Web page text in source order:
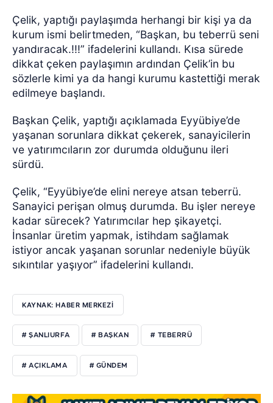
Çelik, yaptığı paylaşımda herhangi bir kişi ya da
kurum ismi belirtmeden, “Başkan, bu teberrü seni
yandıracak.!!!” ifadelerini kullandı. Kısa sürede
dikkat çeken paylaşımın ardından Çelik’in bu
sözlerle kimi ya da hangi kurumu kastettiği merak
edilmeye başlandı.
Başkan Çelik, yaptığı açıklamada Eyyübiye’de
yaşanan sorunlara dikkat çekerek, sanayicilerin
ve yatırımcıların zor durumda olduğunu ileri
sürdü.
Çelik, “Eyyübiye’de elini nereye atsan teberrü.
Sanayici perişan olmuş durumda. Bu işler nereye
kadar sürecek? Yatırımcılar hep şikayetçi.
İnsanlar üretim yapmak, istihdam sağlamak
istiyor ancak yaşanan sorunlar nedeniyle büyük
sıkıntılar yaşıyor” ifadelerini kullandı.
KAYNAK: HABER MERKEZİ
# ŞANLIURFA # BAŞKAN # TEBERRÜ
# AÇIKLAMA # GÜNDEM